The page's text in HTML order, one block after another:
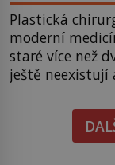
Plastická
moderní
staré více než
ještě neexistují
znetvořené
metody jsou
principy